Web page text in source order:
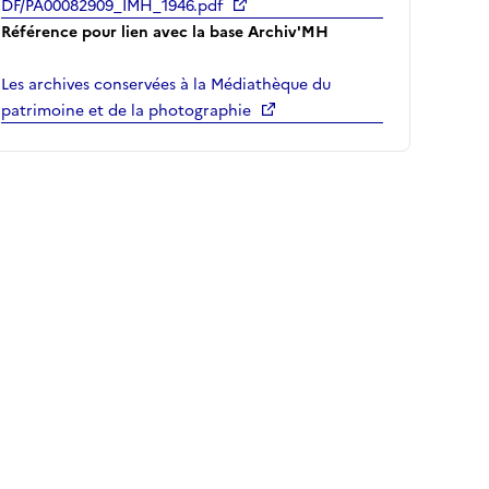
DF/PA00082909_IMH_1946.pdf
Référence pour lien avec la base Archiv'MH
Les archives conservées à la Médiathèque du
patrimoine et de la photographie